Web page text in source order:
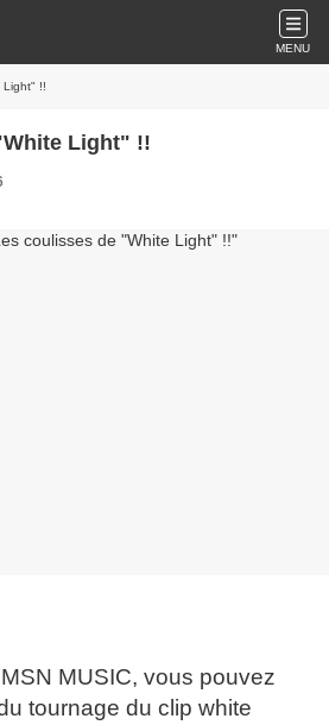
MENU
Light" !!
Light" !!
MUSIC, vous pouvez
tournage du clip white